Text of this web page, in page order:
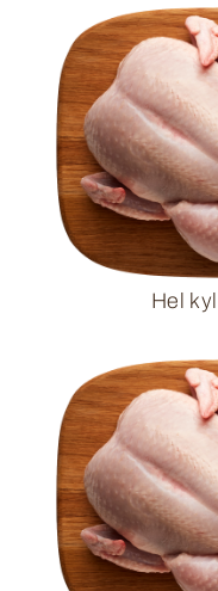
Hel